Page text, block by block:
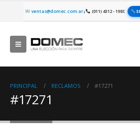
ventas@domec.com.ar| (011) 4312 - 1980
PRINCIPAL RECLAMOS #17271
#17271